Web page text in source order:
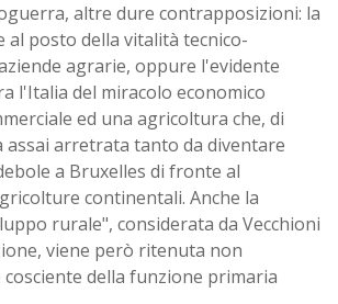
altre dure contrapposizioni: la
al posto della vitalità tecnico-
agrarie, oppure l'evidente
l'Italia del miracolo economico
ed una agricoltura che, di
assai arretrata tanto da diventare
a Bruxelles di fronte al
continentali. Anche la
rurale", considerata da Vecchioni
viene però ritenuta non
della funzione primaria